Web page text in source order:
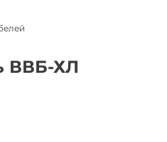
ВВБ-ХЛ